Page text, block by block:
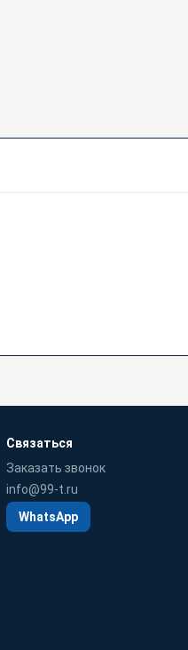
Связаться
Заказать звонок
info@99-t.ru
WhatsApp